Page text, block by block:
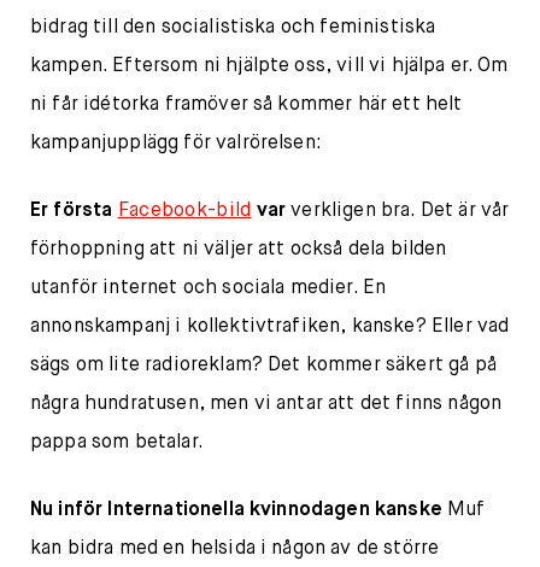
bidrag till den socialistiska och feministiska
kampen. Eftersom ni hjälpte oss, vill vi hjälpa er. Om
ni får idétorka framöver så kommer här ett helt
kampanjupplägg för valrörelsen:
Er första Facebook-bild var verkligen bra. Det är vår
förhoppning att ni väljer att också dela bilden
utanför internet och sociala medier. En
annonskampanj i kollektivtrafiken, kanske? Eller vad
sägs om lite radioreklam? Det kommer säkert gå på
några hundratusen, men vi antar att det finns någon
pappa som betalar.
Nu inför Internationella kvinnodagen kanske Muf
kan bidra med en helsida i någon av de större